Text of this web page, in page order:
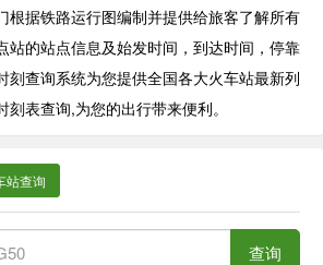
根据铁路运行图编制并提供给旅客了解所有
站的站点信息及始发时间，到达时间，停靠
刻查询系统为您提供全国各大火车站最新列
表查询,为您的出行带来便利。
站查询
查询